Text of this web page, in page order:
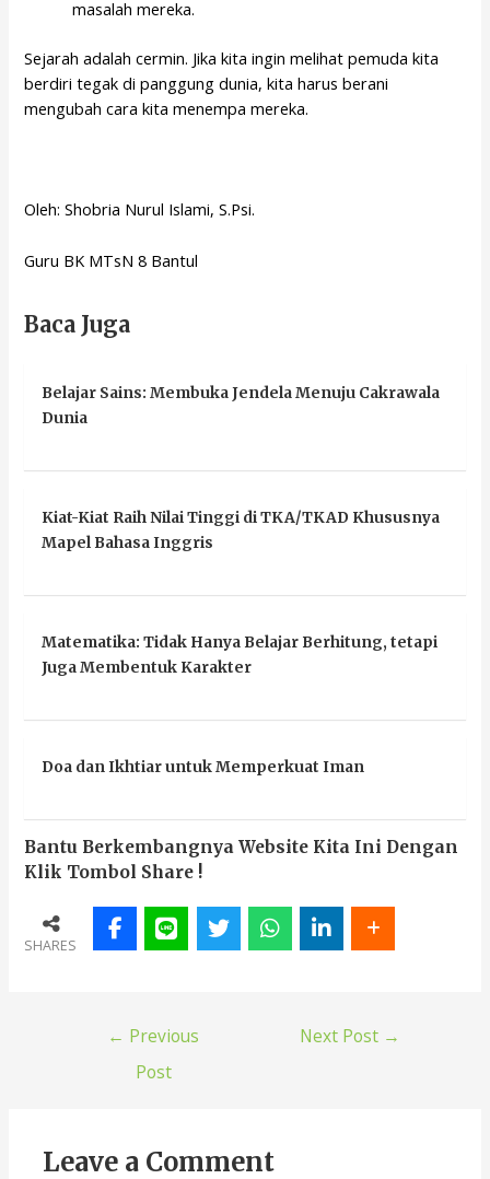
masalah mereka.
Sejarah adalah cermin. Jika kita ingin melihat pemuda kita
berdiri tegak di panggung dunia, kita harus berani
mengubah cara kita menempa mereka.
Oleh: Shobria Nurul Islami, S.Psi.
Guru BK MTsN 8 Bantul
Baca Juga
Belajar Sains: Membuka Jendela Menuju Cakrawala
Dunia
Kiat-Kiat Raih Nilai Tinggi di TKA/TKAD Khususnya
Mapel Bahasa Inggris
Matematika: Tidak Hanya Belajar Berhitung, tetapi
Juga Membentuk Karakter
Doa dan Ikhtiar untuk Memperkuat Iman
Bantu Berkembangnya Website Kita Ini Dengan
Klik Tombol Share !
SHARES
← Previous
Post
Next Post →
Leave a Comment